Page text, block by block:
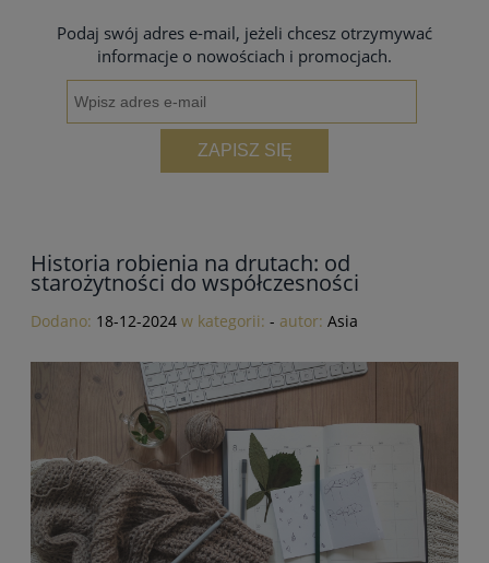
Podaj swój adres e-mail, jeżeli chcesz otrzymywać
informacje o nowościach i promocjach.
ZAPISZ SIĘ
Historia robienia na drutach: od
starożytności do współczesności
Dodano: 18-12-2024 w kategorii: - autor: Asia